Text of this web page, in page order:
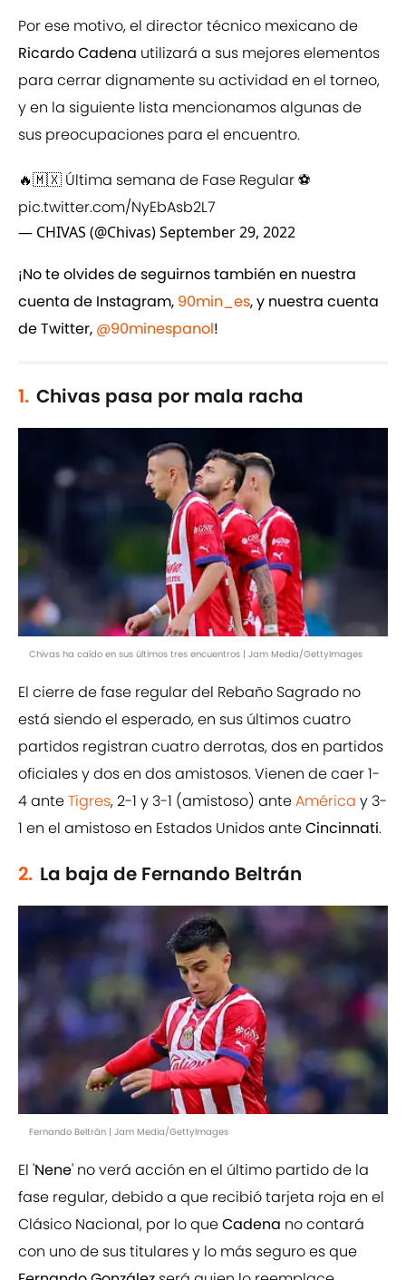
Por ese motivo, el director técnico mexicano de
Ricardo Cadena utilizará a sus mejores elementos
para cerrar dignamente su actividad en el torneo,
y en la siguiente lista mencionamos algunas de
sus preocupaciones para el encuentro.
🔥🇲🇽 Última semana de Fase Regular ⚽️
pic.twitter.com/NyEbAsb2L7
— CHIVAS (@Chivas)September 29, 2022
¡No te olvides de seguirnos también en nuestra
cuenta de Instagram, 90min_es, y nuestra cuenta
de Twitter, @90minespanol!
1. Chivas pasa por mala racha
Chivas ha caído en sus últimos tres encuentros | Jam Media/GettyImages
El cierre de fase regular del Rebaño Sagrado no
está siendo el esperado, en sus últimos cuatro
partidos registran cuatro derrotas, dos en partidos
oficiales y dos en dos amistosos. Vienen de caer 1-
4 anteTigres, 2-1 y 3-1 (amistoso) anteAmérica y 3-
1 en el amistoso en Estados Unidos anteCincinnati.
2. La baja de Fernando Beltrán
Fernando Beltrán | Jam Media/GettyImages
El 'Nene' no verá acción en el último partido de la
fase regular, debido a que recibió tarjeta roja en el
Clásico Nacional, por lo queCadena no contará
con uno de sus titulares y lo más seguro es que